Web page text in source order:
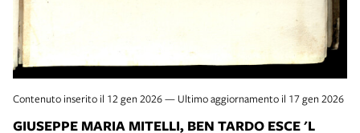
Contenuto inserito il 12 gen 2026 — Ultimo aggiornamento il 17 gen 2026
GIUSEPPE MARIA MITELLI, BEN TARDO ESCE 'L